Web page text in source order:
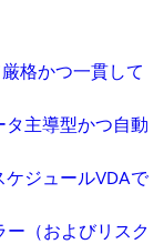
格かつ一貫して
主導型かつ自動
ジュールVDAで
（およびリスク